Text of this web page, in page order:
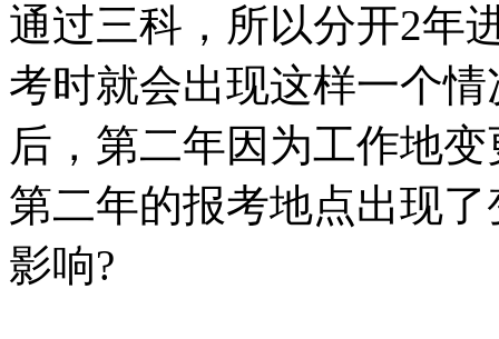
通过三科，所以分开2年
考时就会出现这样一个
后，第二年因为工作地
第二年的报考地点出现
影响?